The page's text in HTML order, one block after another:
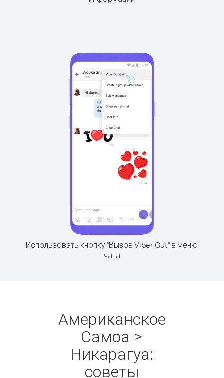
Использовать кнопку "Вызов Viber Out" в меню
чата
Американское
Самоа >
Никарагуа:
советы